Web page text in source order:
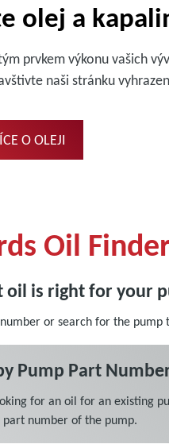
olej a
prvkem výkonu vašich
naši stránku
O OLEJI